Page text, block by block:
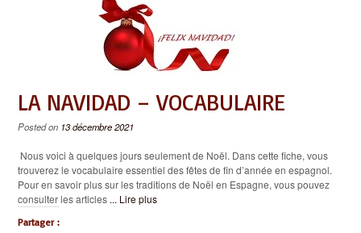
LA NAVIDAD – VOCABULAIRE
Posted on 13 décembre 2021
Nous voici à quelques jours seulement de Noël. Dans cette fiche, vous
trouverez le vocabulaire essentiel des fêtes de fin d’année en espagnol.
Pour en savoir plus sur les traditions de Noël en Espagne, vous pouvez
consulter les articles ... Lire plus
Partager :